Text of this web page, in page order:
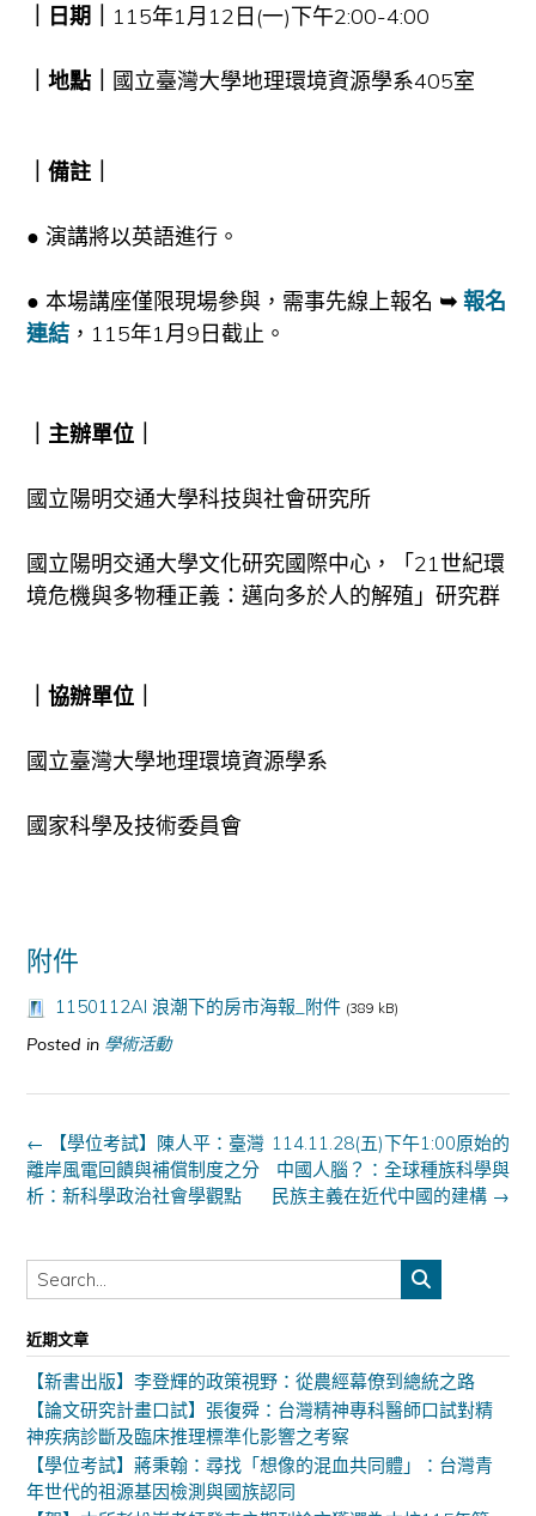
｜日期｜ 115年1月12日(一)下午2:00-4:00
｜地點｜ 國立臺灣大學地理環境資源學系405室
｜備註｜
● 演講將以英語進行。
● 本場講座僅限現場參與，需事先線上報名 ➥ 報名
連結 ，115年1月9日截止。
｜主辦單位｜
國立陽明交通大學科技與社會研究所
國立陽明交通大學文化研究國際中心，「21世紀環
境危機與多物種正義：邁向多於人的解殖」研究群
｜協辦單位｜
國立臺灣大學地理環境資源學系
國家科學及技術委員會
附件
1150112AI 浪潮下的房市海報_附件 (389 kB)
Posted in 學術活動
Post
navigation
114.11.28(五)下午1:00原始的
中國人腦？：全球種族科學與
民族主義在近代中國的建構 →
←
【學位考試】陳人平：臺灣
離岸風電回饋與補償制度之分
析：新科學政治社會學觀點
近期文章
【新書出版】李登輝的政策視野：從農經幕僚到總統之路
【論文研究計畫口試】張復舜：台灣精神專科醫師口試對精
神疾病診斷及臨床推理標準化影響之考察
【學位考試】蔣秉翰：尋找「想像的混血共同體」：台灣青
年世代的祖源基因檢測與國族認同